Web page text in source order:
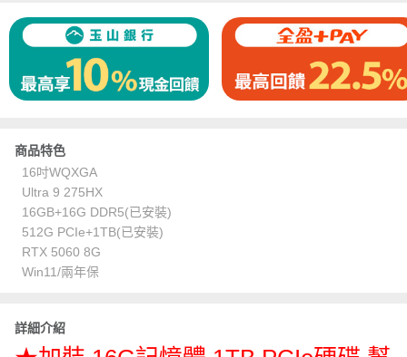
商品特色
16吋WQXGA
Ultra 9 275HX
16GB+16G DDR5(已安裝)
512G PCIe+1TB(已安裝)
RTX 5060 8G
Win11/兩年保
詳細介紹